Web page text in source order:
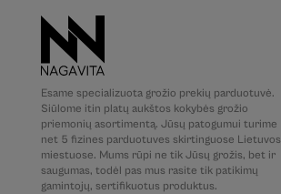
Esame specializuota grožio prekių parduotuvė.
Siūlome itin platų aukštos kokybės grožio
priemonių asortimentą. Jūsų patogumui turime
net 5 fizines parduotuves skirtinguose Lietuvos
miestuose. Mums rūpi ne tik Jūsų grožis, bet ir
saugumas, todėl pas mus rasite tik patikimų
gamintojų, sertifikuotus produktus.